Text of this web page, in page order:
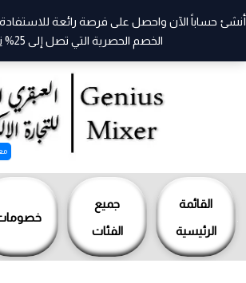
القائمة
الرئيسية
جميع
الفئات
أنشئ حساباً الآن واحصل على فرصة رائعة
الخصم الحصرية التي تصل إلى 25%
تخطي